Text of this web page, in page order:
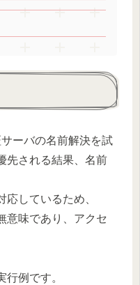
ーバの名前解決を試
先される結果、名前
しているため、
意味であり、アクセ
行例です。